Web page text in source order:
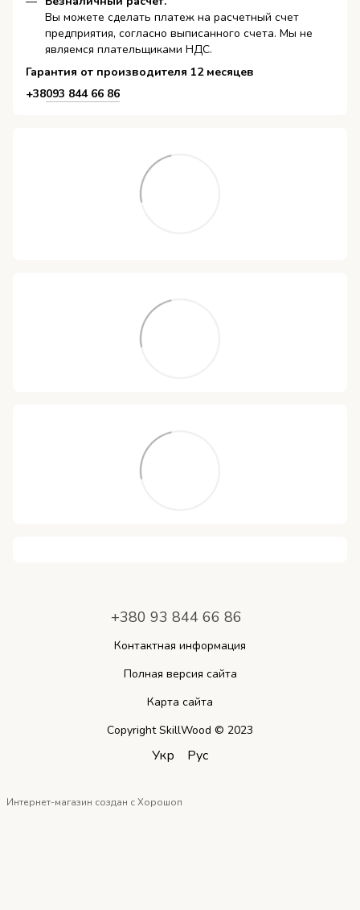
Вы можете сделать платеж на расчетный счет
предприятия, согласно выписанного счета. Мы не
являемся плательщиками НДС.
Гарантия от производителя 12 месяцев
+38093 844 66 86
+380 93 844 66 86
Контактная информация
Полная версия сайта
Карта сайта
Copyright SkillWood © 2023
Укр Рус
Интернет-магазин создан с Хорошоп